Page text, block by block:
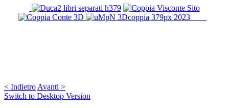
< Indietro Avanti >
Switch to Desktop Version